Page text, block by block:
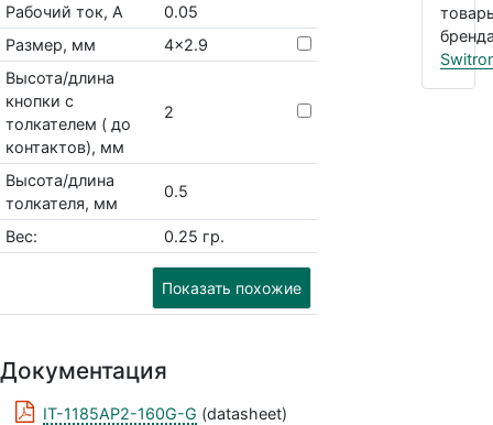
Рабочий ток, А
0.05
Размер, мм
4x2.9
Высота/длина
кнопки с
толкателем ( до
контактов), мм
2
Высота/длина
толкателя, мм
0.5
Вес: 0.25 гр.
Показать похожие
Документация
IT-1185AP2-160G-G (datasheet)